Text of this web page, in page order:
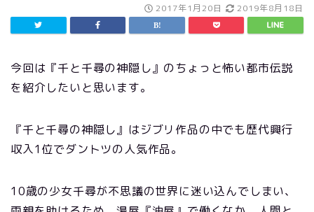
2017年1月20日 2019年8月18日
今回は『千と千尋の神隠し』のちょっと怖い都市伝説
を紹介したいと思います。
『千と千尋の神隠し』はジブリ作品の中でも歴代興行
収入1位でダントツの人気作品。
10歳の少女千尋が不思議の世界に迷い込んでしまい、